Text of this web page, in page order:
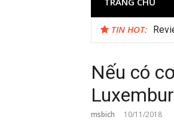
TIN HOT:
Nếu có
msbich 10/11/2018